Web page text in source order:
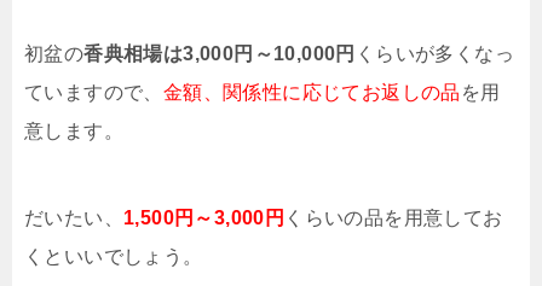
初盆の香典相場は3,000円～10,000円 くらいが多くなっ
ていますので、 金額、関係性に応じてお返しの品 を用
意します。
だいたい、 1,500円～3,000円 くらいの品を用意してお
くといいでしょう。